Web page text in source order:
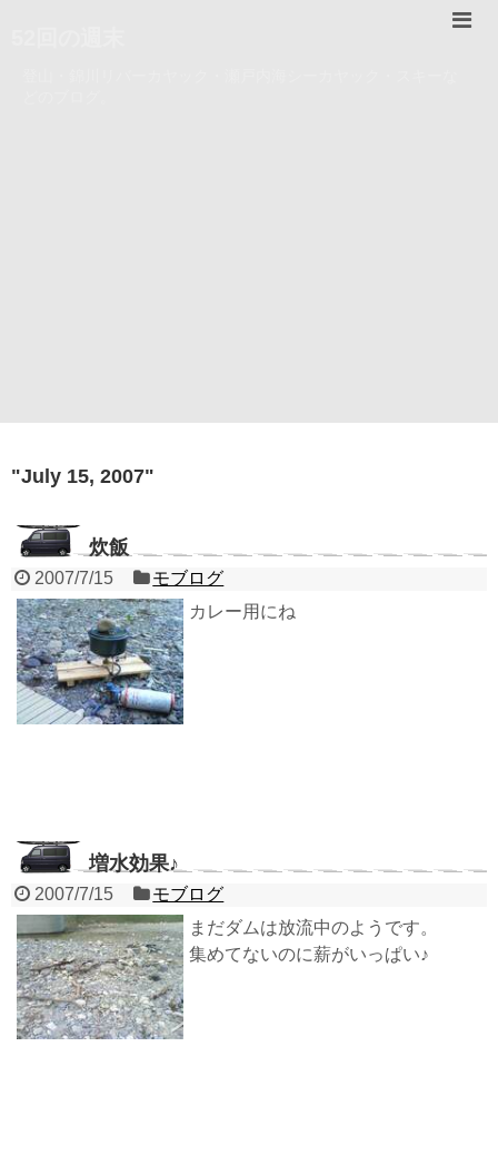
"July 15, 2007"
炊飯
2007/7/15
モブログ
カレー用にね
増水効果♪
2007/7/15
モブログ
まだダムは放流中のようです。
集めてないのに薪がいっぱい♪